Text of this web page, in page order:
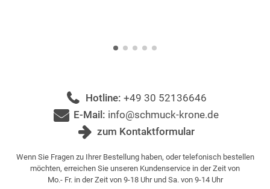
Hotline: +49 30 52136646
E-Mail: info@schmuck-krone.de
zum Kontaktformular
Wenn Sie Fragen zu Ihrer Bestellung haben, oder telefonisch bestellen
möchten, erreichen Sie unseren Kundenservice in der Zeit von
Mo.- Fr. in der Zeit von 9-18 Uhr und Sa. von 9-14 Uhr